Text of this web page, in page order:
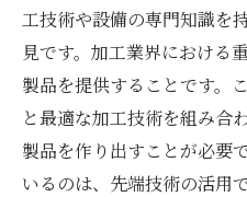
工技術や設備の専門知識を
見です。加工業界における
製品を提供することです。
と最適な加工技術を組み合
製品を作り出すことが必要
いるのは、先端技術の活用